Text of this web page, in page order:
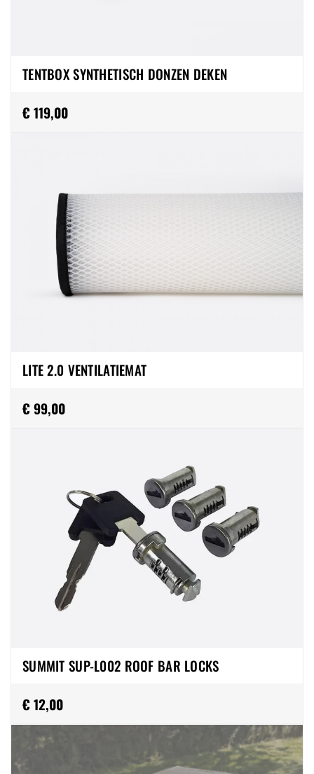
TENTBOX SYNTHETISCH DONZEN DEKEN
€ 119,00
LITE 2.0 VENTILATIEMAT
€ 99,00
SUMMIT SUP-L002 ROOF BAR LOCKS
€ 12,00